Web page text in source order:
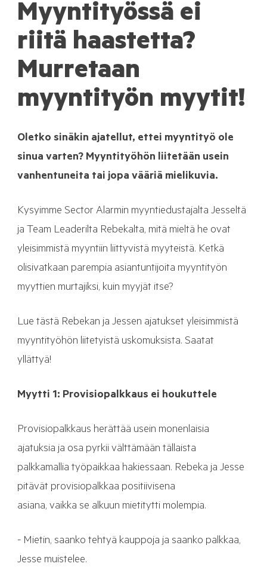
Myyntityössä ei
riitä haastetta?
Murretaan
myyntityön myytit!
Oletko sinäkin ajatellut, ettei myyntityö ole
sinua varten? Myyntityöhön liitetään usein
vanhentuneita tai jopa vääriä mielikuvia.
Kysyimme Sector Alarmin myyntiedustajalta Jesseltä
ja Team Leaderilta Rebekalta, mitä mieltä he ovat
yleisimmistä myyntiin liittyvistä myyteistä. Ketkä
olisivatkaan parempia asiantuntijoita myyntityön
myyttien murtajiksi, kuin myyjät itse?
Lue tästä Rebekan ja Jessen ajatukset yleisimmistä
myyntityöhön liitetyistä uskomuksista. Saatat
yllättyä!
Myytti 1: Provisiopalkkaus ei houkuttele
Provisiopalkkaus herättää usein monenlaisia
ajatuksia ja osa pyrkii välttämään tällaista
palkkamallia työpaikkaa hakiessaan. Rebeka ja Jesse
pitävät provisiopalkkaa positiivisena
asiana, vaikka se alkuun mietitytti molempia.
- Mietin, saanko tehtyä kauppoja ja saanko palkkaa,
Jesse muistelee.